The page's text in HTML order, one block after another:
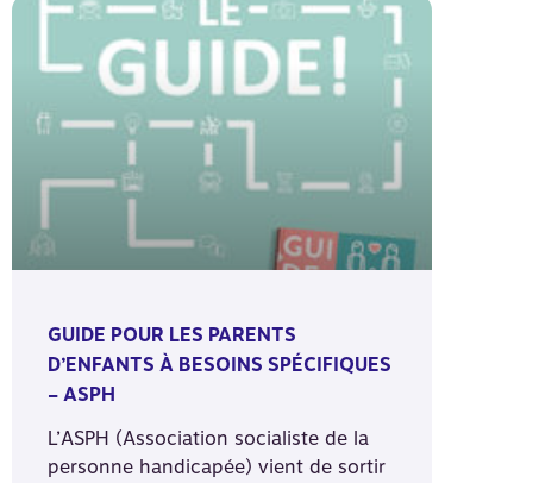
GUIDE POUR LES PARENTS
D’ENFANTS À BESOINS SPÉCIFIQUES
– ASPH
L’ASPH (Association socialiste de la
personne handicapée) vient de sortir